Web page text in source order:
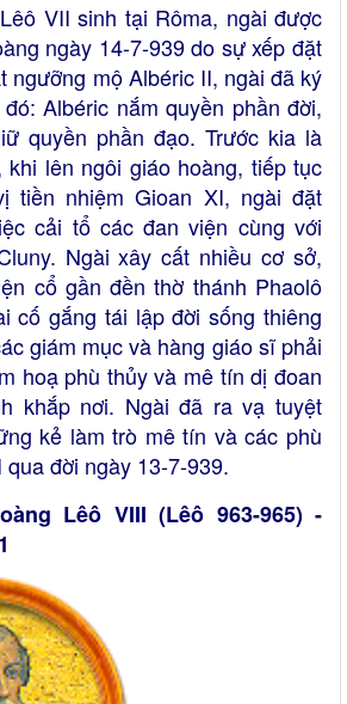
VII sinh tại Rôma, ngài được
ngày 14-7-939 do sự xếp đặt
ngưỡng mộ Albéric II, ngài đã ký
Albéric nắm quyền phần đời,
quyền phần đạo. Trước kia là
lên ngôi giáo hoàng, tiếp tục
tiền nhiệm Gioan XI, ngài đặt
cải tổ các đan viện cùng với
Ngài xây cất nhiều cơ sở,
cổ gần đền thờ thánh Phaolô
cố gắng tái lập đời sống thiêng
giám mục và hàng giáo sĩ phải
hoạ phù thủy và mê tín dị đoan
khắp nơi. Ngài đã ra vạ tuyệt
kẻ làm trò mê tín và các phù
đời ngày 13-7-939.
Lêô VIII (Lêô 963-965) -